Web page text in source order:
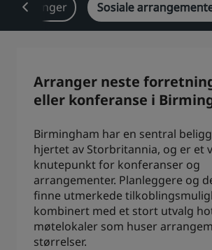
Park Plaza Park Inn
Prize by Radisson Country
Tilknyttede merker i Kina
Jin Jiang
Kunlun Golden Tulip
Se bloggen vår
Sosiale
Arranger neste
eller konferanse i
Birmingham har en sentral
hjertet av Storbritannia, og er et
knutepunkt for konferanser og
arrangementer. Planleggere og
finne utmerkede
kombinert med et stort utvalg
møtelokaler som huser
størrelser.